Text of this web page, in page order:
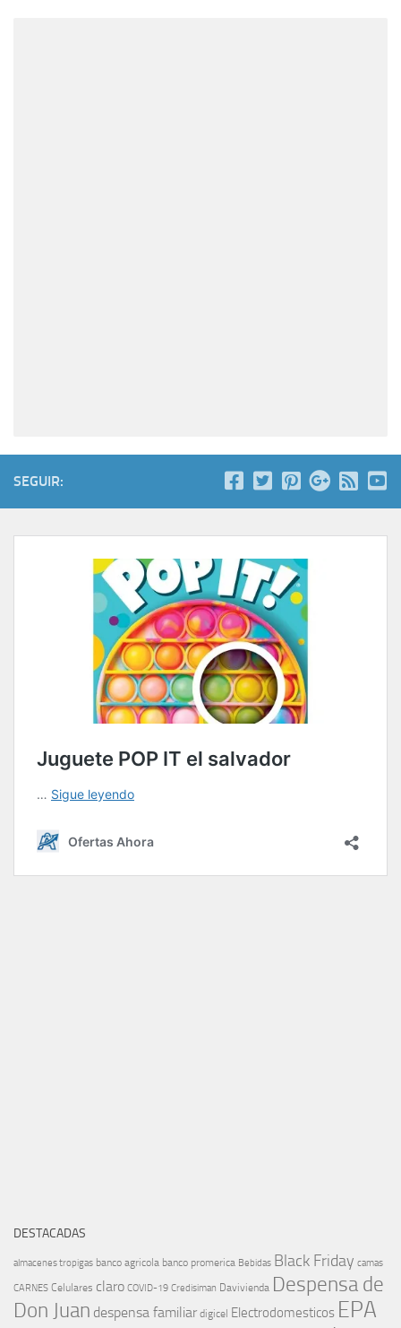
SEGUIR:
DESTACADAS
almacenes tropigas banco agricola banco promerica Bebidas Black Friday camas
CARNES Celulares claro COVID-19 Credisiman Davivienda Despensa de
Don Juan despensa familiar digicel Electrodomesticos EPA